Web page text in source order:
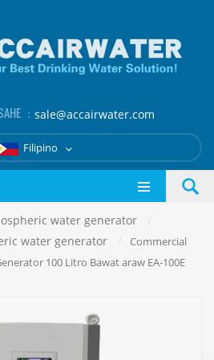
： sale@accairwater.com
Filipino
water generator
/
water generator
/
Commercial
100 Litro Bawat araw EA-100E